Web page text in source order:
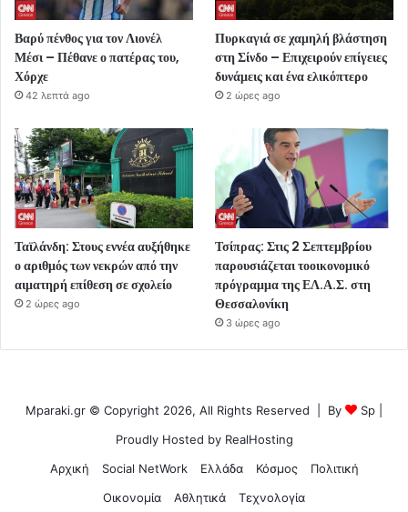
Βαρύ πένθος για τον Λιονέλ
Μέσι – Πέθανε ο πατέρας του,
Χόρχε
42 λεπτά ago
Πυρκαγιά σε χαμηλή βλάστηση
στη Σίνδο – Επιχειρούν επίγειες
δυνάμεις και ένα ελικόπτερο
2 ώρες ago
Ταϊλάνδη: Στους εννέα αυξήθηκε
ο αριθμός των νεκρών από την
αιματηρή επίθεση σε σχολείο
2 ώρες ago
Τσίπρας: Στις 2 Σεπτεμβρίου
παρουσιάζεται τοοικονομικό
πρόγραμμα της ΕΛ.Α.Σ. στη
Θεσσαλονίκη
3 ώρες ago
Mparaki.gr © Copyright 2026, All Rights Reserved | By Sp
Proudly Hosted by RealHosting
Αρχική
Social NetWork Ελλάδα Κόσμος
Πολιτική
Οικονομία
Αθλητικά Τεχνολογία